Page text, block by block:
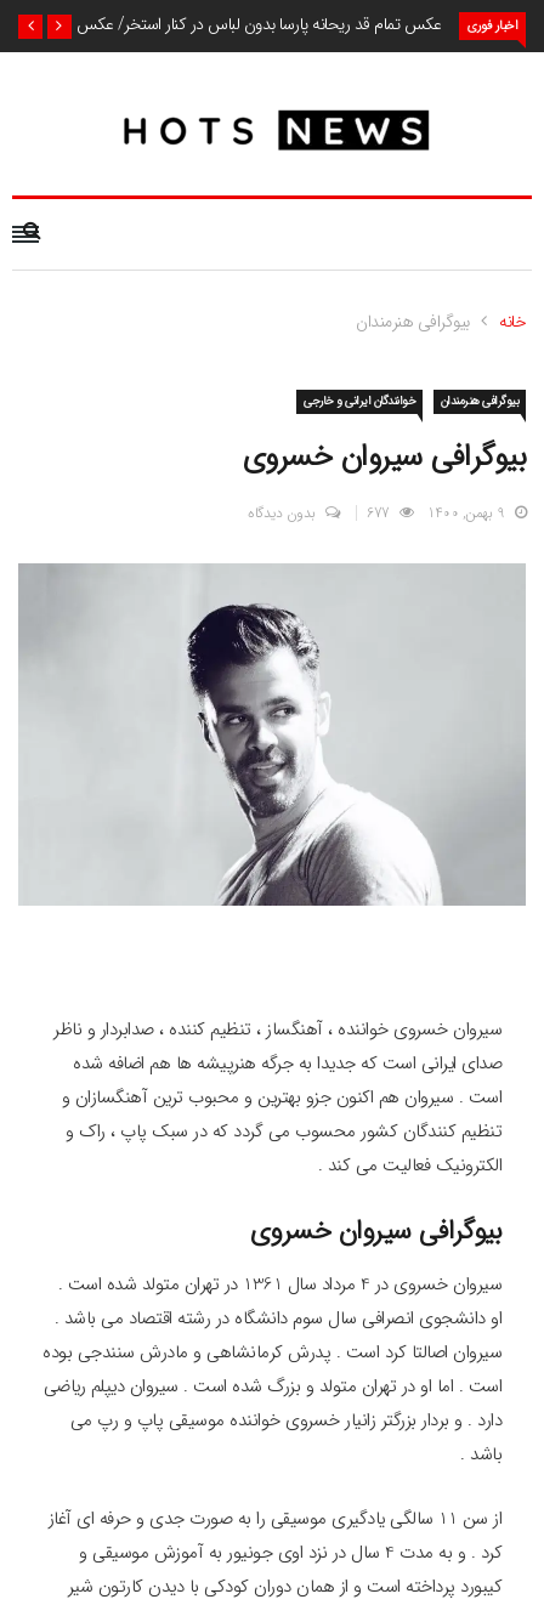
اخبار فوری عکس تمام قد ریحانه پارسا بدون لباس در کنار استخر/ عکس
خانه بیوگرافی هنرمندان
بیوگرافی هنرمندان خوانندگان ایرانی و خارجی
بیوگرافی سیروان خسروی
9 بهمن, 1400 بدون دیدگاه
سیروان خسروی خواننده ، آهنگساز ، تنظیم کننده ، صدابردار و ناظر
صدای ایرانی است که جدیدا به جرگه هنرپیشه ها هم اضافه شده
است . سیروان هم اکنون جزو بهترین و محبوب ترین آهنگسازان و
تنظیم کنندگان کشور محسوب می گردد که در سبک پاپ ، راک و
الکترونیک فعالیت می کند .
بیوگرافی سیروان خسروی
سیروان خسروی در 4 مرداد سال 1361 در تهران متولد شده است .
او دانشجوی انصرافی سال سوم دانشگاه در رشته اقتصاد می باشد .
سیروان اصالتا کرد است . پدرش کرمانشاهی و مادرش سنندجی بوده
است . اما او در تهران متولد و بزرگ شده است . سیروان دیپلم ریاضی
دارد . و بردار بزرگتر زانیار خسروی خواننده موسیقی پاپ و رپ می
باشد .
از سن 11 سالگی یادگیری موسیقی را به صورت جدی و حرفه ای آغاز
کرد . و به مدت 4 سال در نزد اوی جونیور به آموزش موسیقی و
کیبورد پرداخته است و از همان دوران کودکی با دیدن کارتون شیر